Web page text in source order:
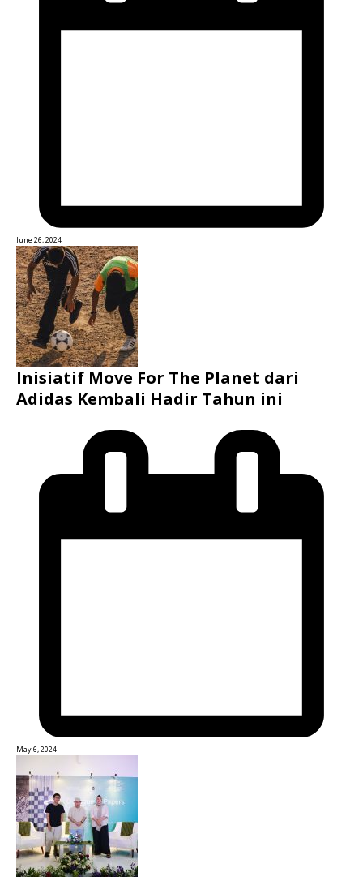
June 26, 2024
Inisiatif Move For The Planet dari
Adidas Kembali Hadir Tahun ini
May 6, 2024